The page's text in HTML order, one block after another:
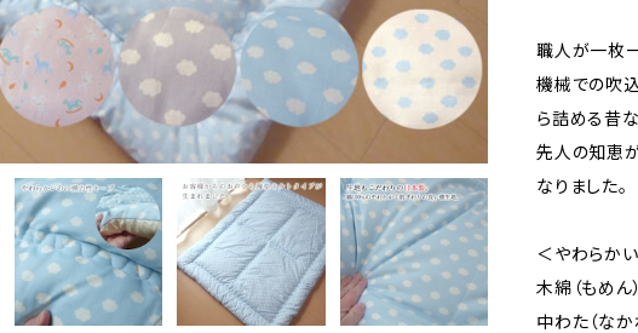
職人が一枚
機械での吹
ら詰める昔
先人の知恵
なりました。
＜やわらか
木綿（もめ
中わた（なか